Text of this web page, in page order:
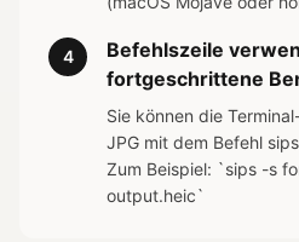
4
Befehlszeile
fortgeschrittene
Sie können die
JPG mit dem Befehl
Zum Beispiel: `sips -s
output.heic`